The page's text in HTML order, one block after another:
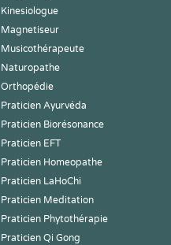
Kinesiologue
Magnetiseur
Musicothérapeute
Naturopathe
Orthopédie
Praticien Ayurvéda
Praticien Biorésonance
Praticien EFT
Praticien Homeopathe
Praticien LaHoChi
Praticien Meditation
Praticien Phytothérapie
Praticien Qi Gong